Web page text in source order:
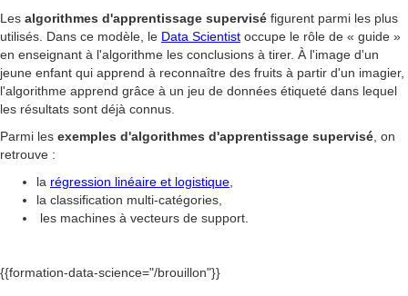
Les algorithmes d'apprentissage supervisé figurent parmi les plus
utilisés. Dans ce modèle, le Data Scientist occupe le rôle de « guide »
en enseignant à l'algorithme les conclusions à tirer. À l'image d'un
jeune enfant qui apprend à reconnaître des fruits à partir d'un imagier,
l'algorithme apprend grâce à un jeu de données étiqueté dans lequel
les résultats sont déjà connus.
Parmi les exemples d'algorithmes d'apprentissage supervisé , on
retrouve :
la régression linéaire et logistique
la classification multi-catégories,
les machines à vecteurs de support.
{{formation-data-science="/brouillon"}}